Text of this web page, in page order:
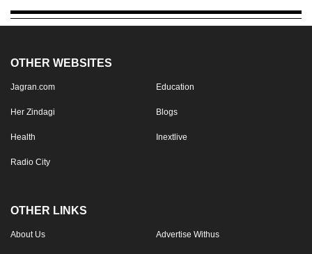
OTHER WEBSITES
Jagran.com Education
Her Zindagi Blogs
Health Inextlive
Radio City
OTHER LINKS
About Us Advertise Withus